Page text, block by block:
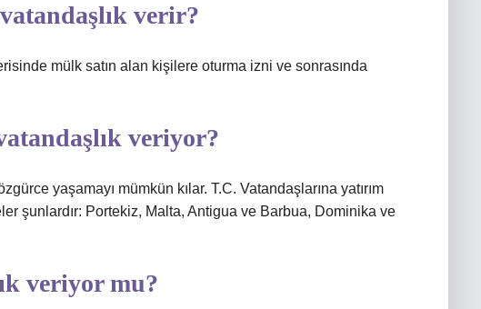
verir?
mülk satın alan kişilere oturma izni ve sonrasında
veriyor?
yaşamayı mümkün kılar. T.C. Vatandaşlarına yatırım
şunlardır: Portekiz, Malta, Antigua ve Barbua, Dominika ve
veriyor mu?